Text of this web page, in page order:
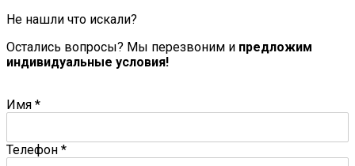
Не нашли что искали?
Остались вопросы? Мы перезвоним и предложим
индивидуальные условия!
Имя *
Телефон *